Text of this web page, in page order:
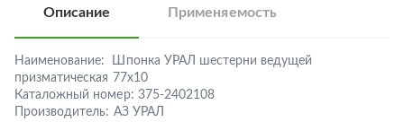
Описание Применяемость
Наименование:
Шпонка УРАЛ шестерни ведущей
призматическая 77х10
Каталожный номер: 375-2402108
Производитель: АЗ УРАЛ